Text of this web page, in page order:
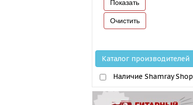
Каталог производителей
Наличие Shamray Shop